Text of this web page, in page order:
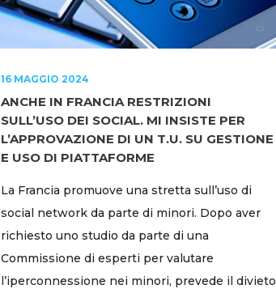
16 MAGGIO 2024
ANCHE IN FRANCIA RESTRIZIONI
SULL’USO DEI SOCIAL. MI INSISTE PER
L’APPROVAZIONE DI UN T.U. SU GESTIONE
E USO DI PIATTAFORME
La Francia promuove una stretta sull’uso di
social network da parte di minori. Dopo aver
richiesto uno studio da parte di una
Commissione di esperti per valutare
l’iperconnessione nei minori, prevede il divieto